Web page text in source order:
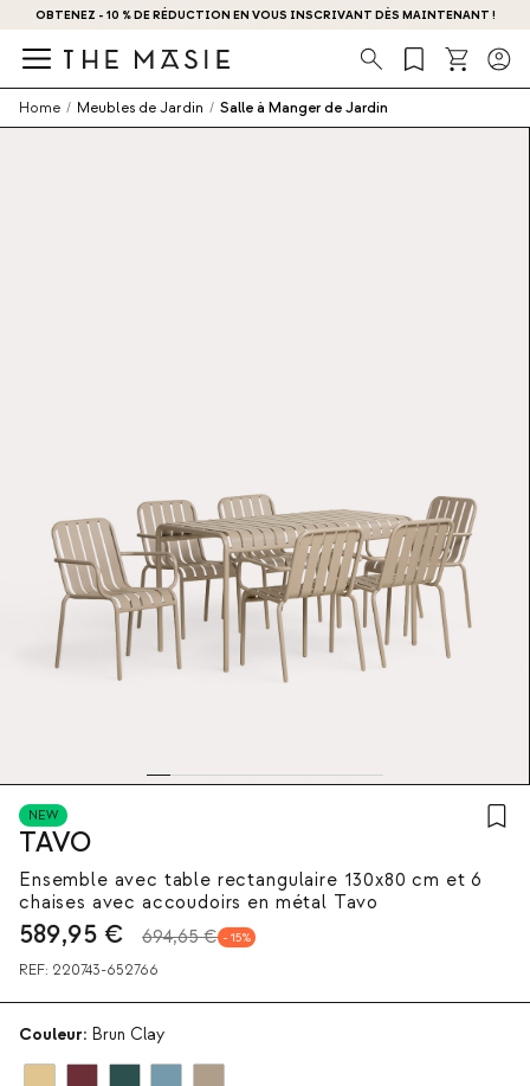
OBTENEZ - 10 % DE RÉDUCTION EN VOUS INSCRIVANT DÈS MAINTENANT !
Recherche
Home / Meubles de Jardin / Salle à Manger de Jardin
NEW
TAVO
Ensemble avec table rectangulaire 130x80 cm et 6
chaises avec accoudoirs en métal Tavo
589,95 € 694,65 € 15
REF: 220743-652766
Couleur: Brun Clay